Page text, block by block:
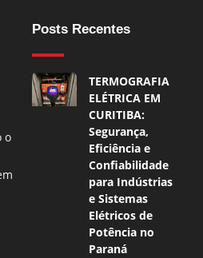
o
Posts Recentes
TERMOGRAFIA
ELÉTRICA EM
CURITIBA:
Segurança,
Eficiência e
Confiabilidade
para Indústrias
e Sistemas
Elétricos de
Potência no
Paraná